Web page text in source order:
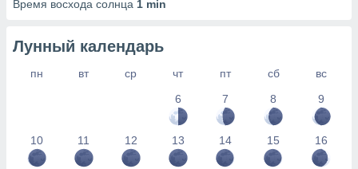
Время восхода солнца 1 min
Лунный календарь
пн вт ср чт пт сб
вс
6
7 8 9
10 11 12 13 14 15 16